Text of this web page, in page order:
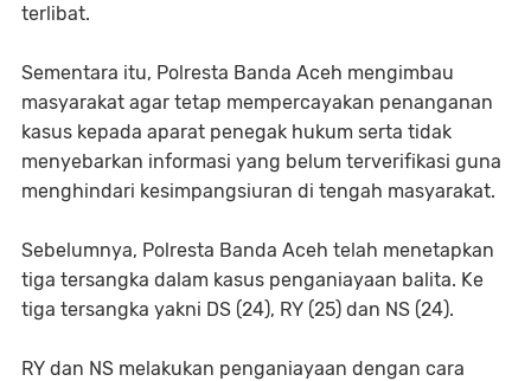
terlibat.
Sementara itu, Polresta Banda Aceh mengimbau
masyarakat agar tetap mempercayakan penanganan
kasus kepada aparat penegak hukum serta tidak
menyebarkan informasi yang belum terverifikasi guna
menghindari kesimpangsiuran di tengah masyarakat.
Sebelumnya, Polresta Banda Aceh telah menetapkan
tiga tersangka dalam kasus penganiayaan balita. Ke
tiga tersangka yakni DS (24), RY (25) dan NS (24).
RY dan NS melakukan penganiayaan dengan cara